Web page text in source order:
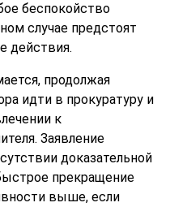
беспокойство
случае предстоят
действия.
продолжая
идти в прокуратуру и
к
Заявление
доказательной
прекращение
выше, если